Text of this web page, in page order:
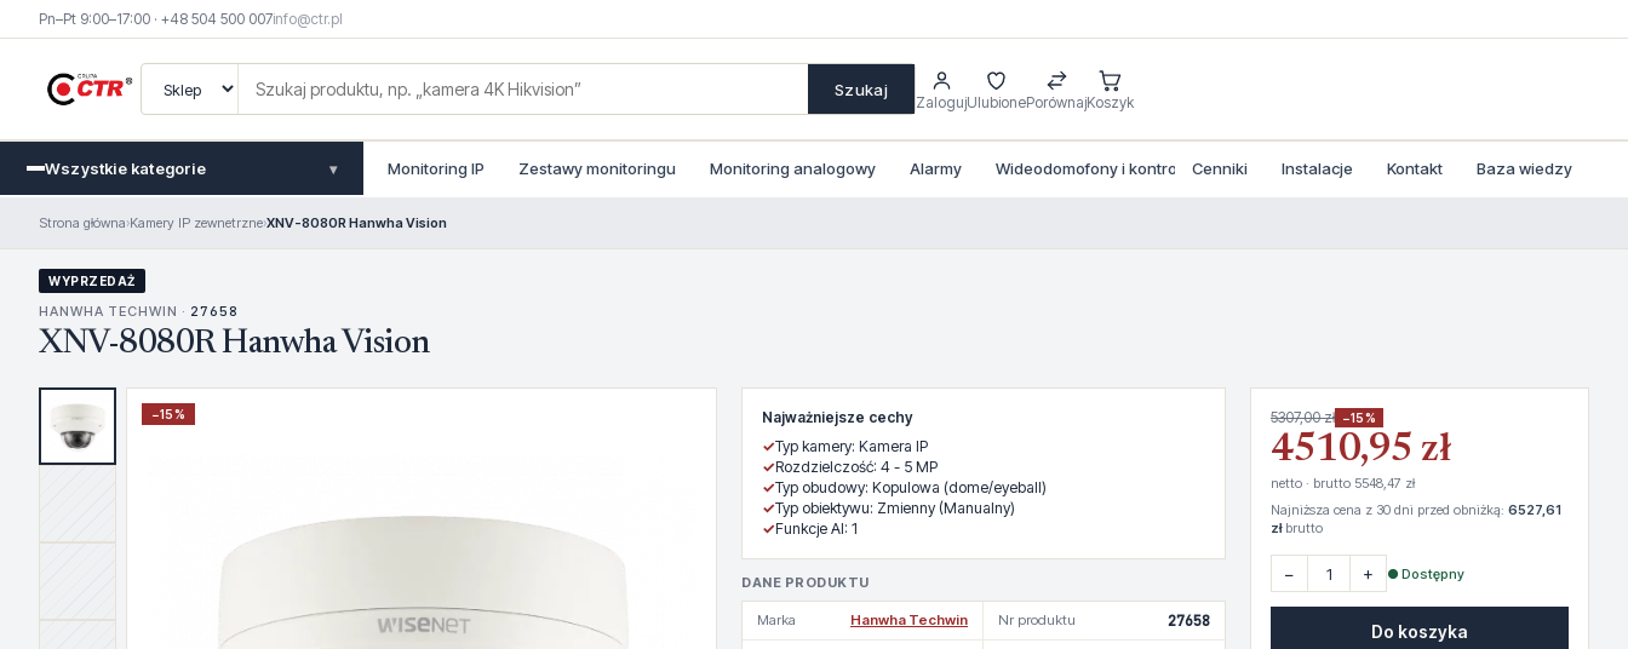
Pn–Pt 9:00–17:00 · +48 504 500 007info@ctr.pl
Szukaj
ZalogujUlubionePorównajKoszyk
Wszystkie kategorie ▾ Monitoring IP Zestawy monitoringu Monitoring analogowy Alarmy Wideodomofony i kontrola dostepu
Cenniki Instalacje Kontakt Baza wiedzy
Strona główna›Kamery IP zewnetrzne›XNV-8080R Hanwha Vision
WYPRZEDAŻ
HANWHA TECHWIN · 27658
XNV-8080R Hanwha Vision
−15%
Najważniejsze cechy
✓Typ kamery: Kamera IP
✓Rozdzielczość: 4 - 5 MP
✓Typ obudowy: Kopulowa (dome/eyeball)
✓Typ obiektywu: Zmienny (Manualny)
✓Funkcje AI: 1
DANE PRODUKTU
Marka Hanwha Techwin Nr produktu 27658
5307,00 zł −15%
4510,95 zł
netto · brutto 5548,47 zł
Najniższa cena z 30 dni przed obniżką: 6527,61
złbrutto
− + ● Dostępny
Do koszyka